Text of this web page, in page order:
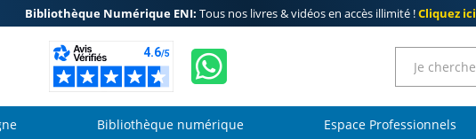
Bibliothèque Numérique ENI: Tous nos livres & vidéos en accès illimité !Cliquez ici
Bibliothèque numérique Espace Professionnels